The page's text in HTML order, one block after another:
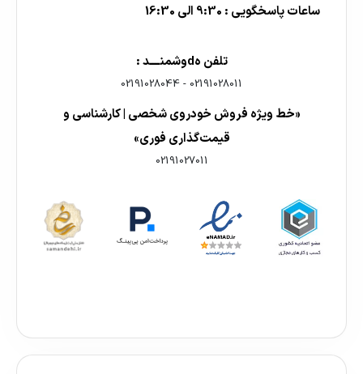
ساعات پاسخگویی : 9:30 الی 16:30
تلفن هdوشمنــــد :
02191028011
-
02191028044
«خط ویژه فروش خودروی شخصی | کارشناسی و
قیمت‌گذاری فوری»
02191027011